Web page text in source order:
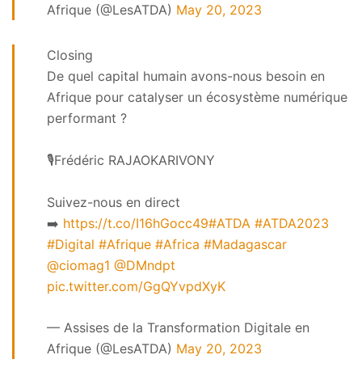
Afrique (@LesATDA) May 20, 2023
Closing
De quel capital humain avons-nous besoin en
Afrique pour catalyser un écosystème numérique
performant ?
🎙️Frédéric RAJAOKARIVONY
Suivez-nous en direct
➡️ https://t.co/I16hGocc49#ATDA #ATDA2023
#Digital #Afrique #Africa #Madagascar
@ciomag1 @DMndpt
pic.twitter.com/GgQYvpdXyK
— Assises de la Transformation Digitale en
Afrique (@LesATDA) May 20, 2023